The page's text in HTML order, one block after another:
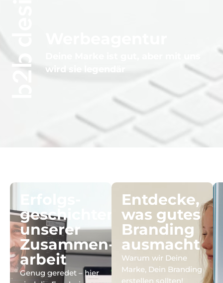
wird sie legendär
Erfolgs-
geschichten
unserer
Zusammen-
arbeit
Genug geredet – hier
Entdecke,
was gutes
Branding
ausmacht
Warum wir Deine
Marke, Dein Branding
erstellen sollten!